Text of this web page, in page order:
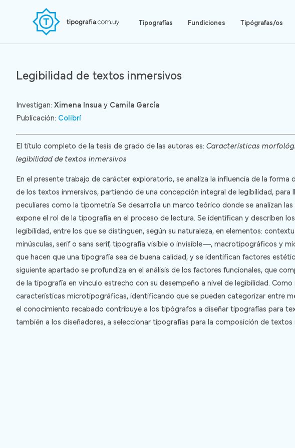
content
Tipografías Fundiciones Tipógrafas/os
Legibilidad de textos inmersivos
Investigan:Ximena Insuay Camila García
Publicación: Colibrí
El título completo de la tesis de grado de las autoras es:Características
legibilidad de textos inmersivos
En el presente trabajo de carácter exploratorio, se analiza la influencia de la
de los textos inmersivos, partiendo de una concepción integral de legibilidad, para
peculiares como la tipometría Se desarrolla un marco teórico donde se analizan
expone el rol de la tipografía en el proceso de lectura. Se identifican y describen
legibilidad, entre los que se distinguen, según su naturaleza, en elementos:
minúsculas, serif o sans serif, tipografía visible o invisible—, macrotipográficos y
que hacen que una tipografía sea de buena calidad, y se identifican factores
siguiente apartado se profundiza en el análisis de los factores funcionales, que
de la tipografía en vínculo estrecho con su desempeño a nivel de legibilidad. Como
características microtipográficas, identificando que se pueden categorizar entre
el conocimiento recabado contribuye a los tipógrafos a diseñar tipografías para
también a los diseñadores, a seleccionar tipografías para la composición de